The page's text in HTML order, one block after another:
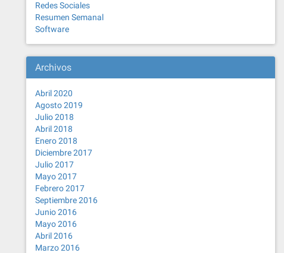
Redes Sociales
Resumen Semanal
Software
Archivos
Abril 2020
Agosto 2019
Julio 2018
Abril 2018
Enero 2018
Diciembre 2017
Julio 2017
Mayo 2017
Febrero 2017
Septiembre 2016
Junio 2016
Mayo 2016
Abril 2016
Marzo 2016